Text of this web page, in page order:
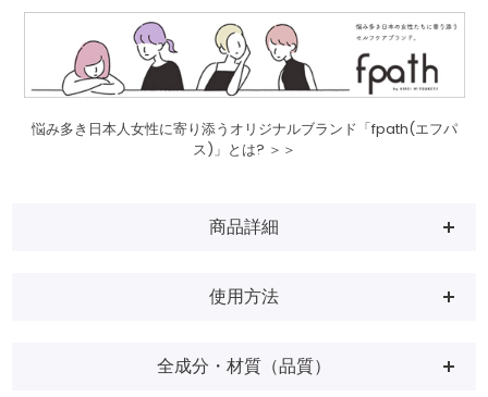
悩み多き日本人女性に寄り添うオリジナルブランド「fpath(エフパ
ス)」とは? ＞＞
商品詳細
使用方法
全成分・材質（品質）